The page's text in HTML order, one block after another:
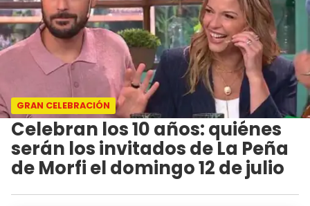
GRAN CELEBRACIÓN
Celebran los 10 años: quiénes
serán los invitados de La Peña
de Morfi el domingo 12 de julio